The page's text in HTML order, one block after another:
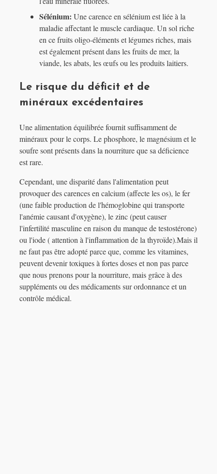
Sélénium: Une carence en sélénium est liée à la
maladie affectant le muscle cardiaque. Un sol riche
en ce fruits oligo-éléments et légumes riches, mais
est également présent dans les fruits de mer, la
viande, les abats, les œufs ou les produits laitiers.
Le risque du déficit et de
minéraux excédentaires
Une alimentation équilibrée fournit suffisamment de
minéraux pour le corps. Le phosphore, le magnésium et le
soufre sont présents dans la nourriture que sa déficience
est rare.
Cependant, une disparité dans l'alimentation peut
provoquer des carences en calcium (affecte les os), le fer
(une faible production de l'hémoglobine qui transporte
l'anémie causant d'oxygène), le zinc (peut causer
l'infertilité masculine en raison du manque de testostérone)
ou l'iode ( attention à l'inflammation de la thyroïde).Mais il
ne faut pas être adopté parce que, comme les vitamines,
peuvent devenir toxiques à fortes doses et non pas parce
que nous prenons pour la nourriture, mais grâce à des
suppléments ou des médicaments sur ordonnance et un
contrôle médical.